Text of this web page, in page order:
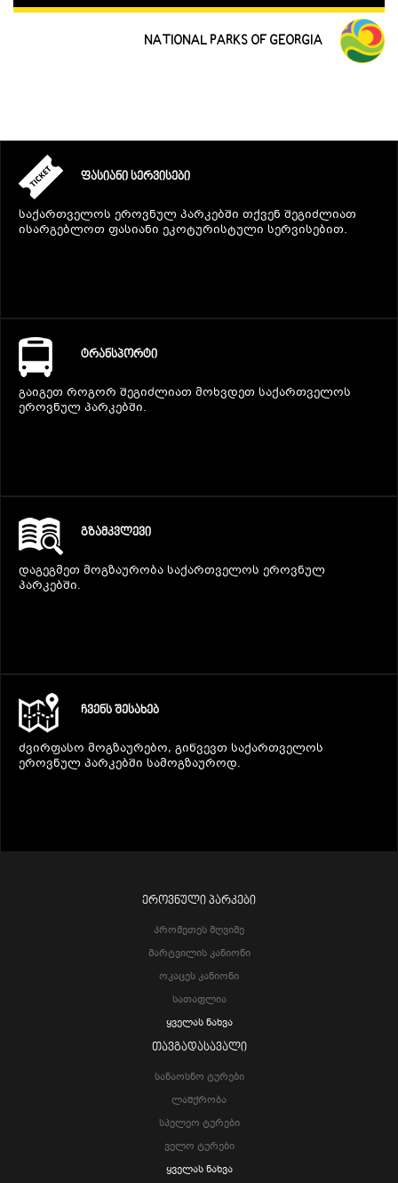
NATIONAL PARKS OF GEORGIA
ᲤᲐᲡᲘᲐᲜᲘ ᲡᲔᲠᲕᲘᲡᲔᲑᲘ
საქართველოს ეროვნულ პარკებში თქვენ შეგიძლიათ
ისარგებლოთ ფასიანი ეკოტურისტული სერვისებით.
ᲢᲠᲐᲜᲡᲞᲝᲠᲢᲘ
გაიგეთ როგორ შეგიძლიათ მოხვდეთ საქართველოს
ეროვნულ პარკებში.
ᲒᲖᲐᲛᲙᲕᲚᲔᲕᲘ
დაგეგმეთ მოგზაურობა საქართველოს ეროვნულ
პარკებში.
ᲩᲕᲔᲜᲡ ᲨᲔᲡᲐᲮᲔᲑ
ძვირფასო მოგზაურებო, გიწვევთ საქართველოს
ეროვნულ პარკებში სამოგზაუროდ.
ᲔᲠᲝᲕᲜᲣᲚᲘ ᲞᲐᲠᲙᲔᲑᲘ
Პრომეთეს Მღვიმე
Მარტვილის Კანიონი
Ოკაცეს Კანიონი
Სათაფლია
Ყველას Ნახვა
ᲗᲐᲕᲒᲐᲓᲐᲡᲐᲕᲐᲚᲘ
Სანაოსნო Ტურები
Ლაშქრობა
Სპელეო Ტურები
Ველო Ტურები
Ყველას Ნახვა